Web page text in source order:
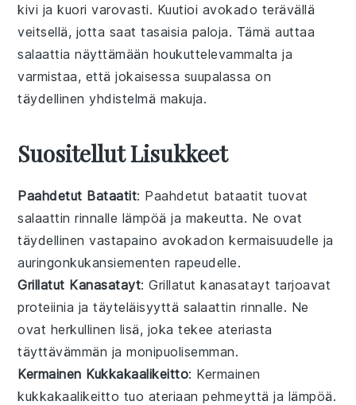
kivi ja kuori varovasti. Kuutioi avokado terävällä
veitsellä, jotta saat tasaisia paloja. Tämä auttaa
salaattia näyttämään houkuttelevammalta ja
varmistaa, että jokaisessa suupalassa on
täydellinen yhdistelmä makuja.
Suositellut Lisukkeet
Paahdetut Bataatit: Paahdetut bataatit tuovat
salaattin rinnalle lämpöä ja makeutta. Ne ovat
täydellinen vastapaino avokadon kermaisuudelle ja
auringonkukansiementen rapeudelle.
Grillatut Kanasatayt: Grillatut kanasatayt tarjoavat
proteiinia ja täyteläisyyttä salaattin rinnalle. Ne
ovat herkullinen lisä, joka tekee ateriasta
täyttävämmän ja monipuolisemman.
Kermainen Kukkakaalikeitto: Kermainen
kukkakaalikeitto tuo ateriaan pehmeyttä ja lämpöä.